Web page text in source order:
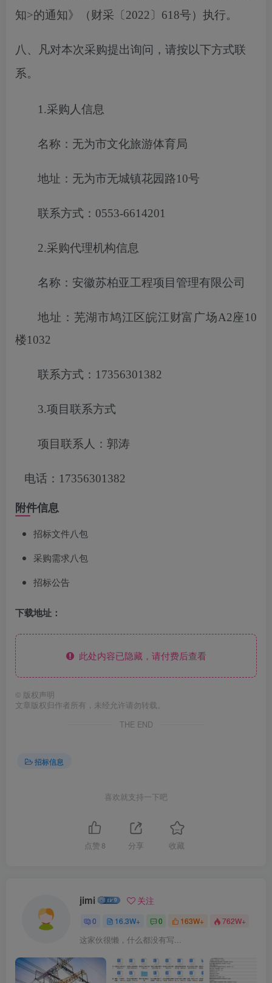
知>的通知》（财采〔2022〕618号）执行。
八、凡对本次采购提出询问，请按以下方式联
系。
1.采购人信息
名称：无为市文化旅游体育局
地址：无为市无城镇花园路10号
联系方式：0553-6614201
2.采购代理机构信息
名称：安徽苏柏亚工程项目管理有限公司
地址：芜湖市鸠江区皖江财富广场A2座10
楼1032
联系方式： 17356301382
3.项目联系方式
项目联系人：郭涛
电话： 17356301382
附件信息
招标文件八包
采购需求八包
招标公告
下载地址：
此处内容已隐藏，请付费后查看
© 版权声明
文章版权归作者所有，未经允许请勿转载。
THE END
招标信息
喜欢就支持一下吧
点赞 8 分享 收藏
jimi 关注
0 16.3W+ 0 163W+ 762W+
这家伙很懒，什么都没有写...